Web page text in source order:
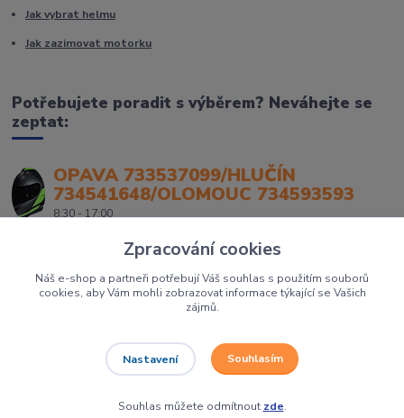
Jak vybrat helmu
Jak zazimovat motorku
Potřebujete poradit s výběrem? Neváhejte se
zeptat:
OPAVA 733537099/HLUČÍN
734541648/OLOMOUC 734593593
8:30 - 17:00
Největší prodejce motorek, čtyřkolek a skútrů na Severní Moravě to je
Vytvořeno na
Eshop-rychle.cz
Zpracování cookies
Náš e-shop a partneři potřebují Váš souhlas s použitím souborů
cookies, aby Vám mohli zobrazovat informace týkající se Vašich
zájmů.
Nastavení Souhlasím
Souhlas můžete odmítnout zde.